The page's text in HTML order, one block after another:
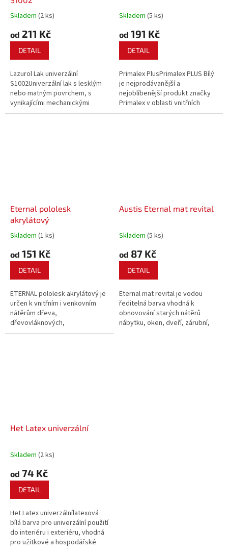
Skladem (2 ks)
od 211 Kč
DETAIL
Lazurol Lak univerzální
S1002Univerzální lak s lesklým
nebo matným povrchem, s
vynikajícími mechanickými
vlastnostmi a vysokou
Skladem (5 ks)
od 191 Kč
DETAIL
Primalex PlusPrimalex PLUS Bílý
je nejprodávanější a
nejoblíbenější produkt značky
Primalex v oblasti vnitřních
malířských nátěrů.
Eternal pololesk
akrylátový
Skladem (1 ks)
od 151 Kč
DETAIL
ETERNAL pololesk akrylátový je
určen k vnitřním i venkovním
nátěrům dřeva,
dřevovláknových,
dřevotřískových a
Austis Eternal mat revital
Skladem (5 ks)
od 87 Kč
DETAIL
Eternal mat revital je vodou
ředitelná barva vhodná k
obnovování starých nátěrů
nábytku, oken, dveří, zárubní,
Het Latex univerzální
Skladem (2 ks)
od 74 Kč
DETAIL
Het Latex univerzálnílatexová
bílá barva pro univerzální použití
do interiéru i exteriéru, vhodná
pro užitkové a hospodářské